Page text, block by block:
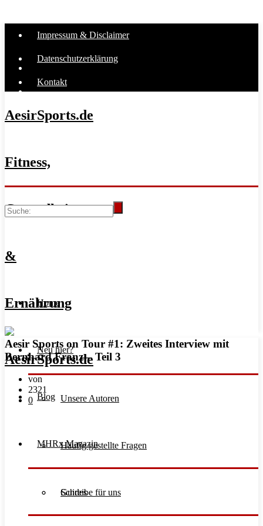
Impressum & Disclaimer
Datenschutzerklärung
Kontakt
AesirSports.de
Fitness,
Gesundheit
&
Ernährung
Home
Unsere Autoren
Häufig gestellte Fragen
Schreibe für uns
Neu hier?
Blog
Guides
MHRx Magazin
Aesir Sports on Tour #1: Zweites Interview mit
Bernhard Franz – Teil 3
von
2321
0